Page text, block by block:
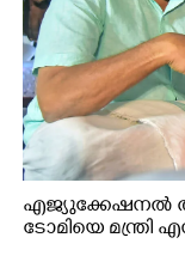
എജ്യുക്കേഷനൽ
ടോമിയെ മന്ത്രി